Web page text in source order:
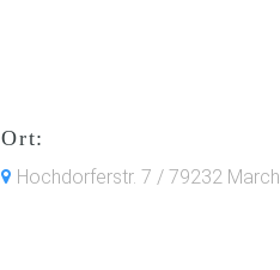
Ort:
Hochdorferstr. 7 / 79232 March